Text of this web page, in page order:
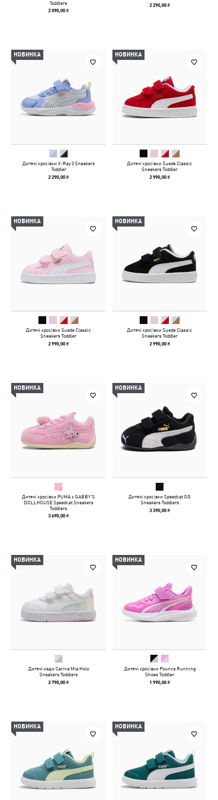
Toddlers
2 090,00 ₴
2 290,00 ₴
НОВИНКА
Дитячі кросівки X-Ray 3 Sneakers
Toddler
2 290,00 ₴
НОВИНКА
Дитячі кросівки Suede Classic
Sneakers Toddler
2 990,00 ₴
НОВИНКА
Дитячі кросівки Suede Classic
Sneakers Toddler
2 990,00 ₴
НОВИНКА
Дитячі кросівки Suede Classic
Sneakers Toddler
2 990,00 ₴
НОВИНКА
Дитячі кросівки PUMA x GABBY'S
DOLLHOUSE Speedcat Sneakers
Toddlers
3 690,00 ₴
НОВИНКА
Дитячі кросівки Speedcat OG
Sneakers Toddlers
3 390,00 ₴
НОВИНКА
Дитячі кеди Carina Mia Holo
Sneakers Toddlers
2 790,00 ₴
НОВИНКА
Дитячі кросівки Pounce Running
Shoes Toddler
1 990,00 ₴
НОВИНКА НОВИНКА